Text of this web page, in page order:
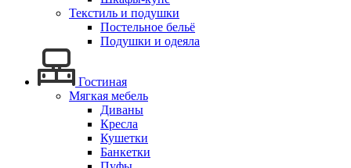
Текстиль и подушки
Постельное бельё
Подушки и одеяла
Гостиная
Мягкая мебель
Диваны
Кресла
Кушетки
Банкетки